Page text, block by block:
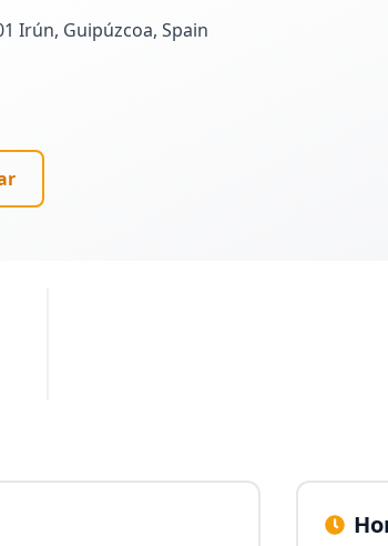
Irún, Guipúzcoa, Spain